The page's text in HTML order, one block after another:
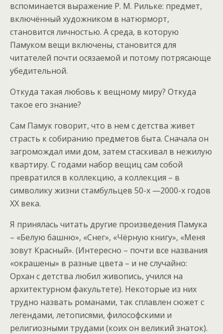
вспоминается выражение Р. М. Рильке: предмет,
включённый художником в натюрморт,
становится личностью. А среда, в которую
Памуком вещи включены, становится для
читателей почти осязаемой и потому потрясающе
убедительной.
Откуда такая любовь к вещному миру? Откуда
такое его знание?
Сам Памук говорит, что в нем с детства живет
страсть к собиранию предметов быта. Сначала он
загромождал ими дом, затем стаскивал в нежилую
квартиру. С годами набор вещиц сам собой
превратился в коллекцию, а коллекция – в
символику жизни стамбульцев 50-х —2000-х годов
ХХ века.
Я принялась читать другие произведения Памука
– «Белую башню», «Снег», «Чёрную книгу», «Меня
зовут Красный». (Интересно – почти все названия
«окрашены» в разные цвета – и не случайно:
Орхан с детства любил живопись, учился на
архитектурном факультете). Некоторые из них
трудно назвать романами, так сплавлен сюжет с
легендами, летописями, философскими и
религиозными трудами (коих он великий знаток).